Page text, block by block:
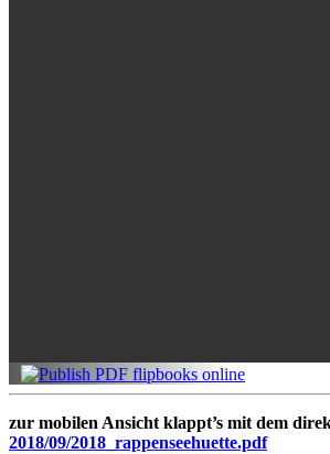
zur mobilen Ansicht klappt’s mit dem
2018/09/2018_rappenseehuette.pdf